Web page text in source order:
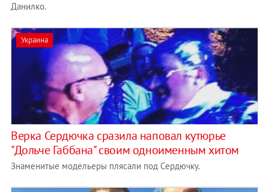
Данилко.
Украина
Верка Сердючка сразила наповал кутюрье
"Дольче Габбана" своим одноименным хитом
Знаменитые модельеры плясали под Сердючку.